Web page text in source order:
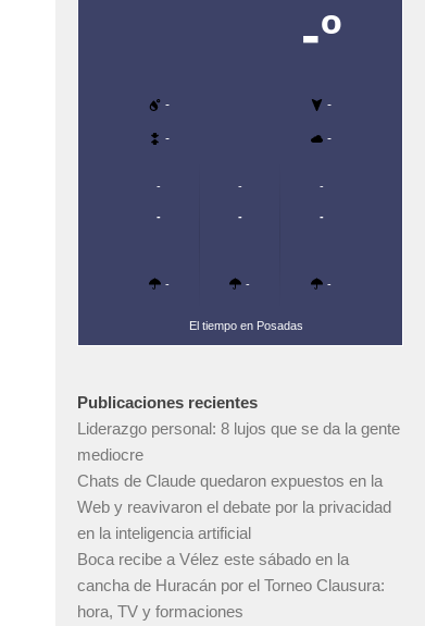
-º
- -
- -
-
-
-
-
-
-
-
-
-
El tiempo en Posadas
Publicaciones recientes
Liderazgo personal: 8 lujos que se da la gente
mediocre
Chats de Claude quedaron expuestos en la
Web y reavivaron el debate por la privacidad
en la inteligencia artificial
Boca recibe a Vélez este sábado en la
cancha de Huracán por el Torneo Clausura:
hora, TV y formaciones